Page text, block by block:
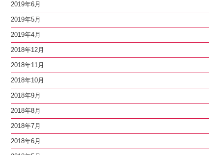
2019年6月
2019年5月
2019年4月
2018年12月
2018年11月
2018年10月
2018年9月
2018年8月
2018年7月
2018年6月